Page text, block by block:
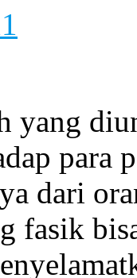
yang
para
dari
fasik